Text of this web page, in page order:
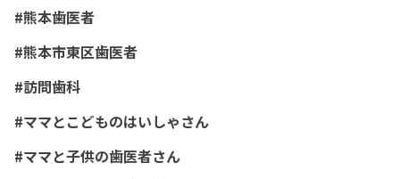
#熊本歯医者
#熊本市東区歯医者
#訪問歯科
#ママとこどものはいしゃさん
#ママと子供の歯医者さん